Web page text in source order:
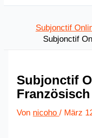
Subjonctif
Subjonctif
Subjonctif
Von nicoho/ März